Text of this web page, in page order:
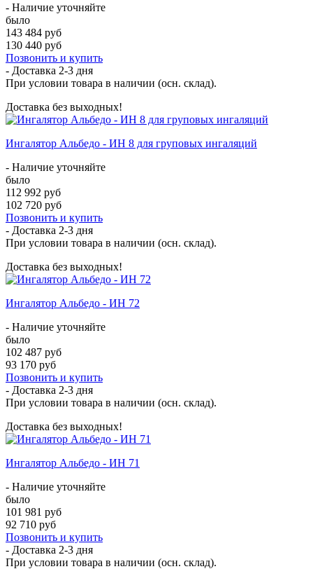
- Наличие уточняйте
было
143 484 руб
130 440 руб
Позвонить и купить
- Доставка 2-3 дня
При условии товара в наличии (осн. склад).
Доставка без выходных!
Ингалятор Альбедо - ИН 8 для груповых ингаляций
- Наличие уточняйте
было
112 992 руб
102 720 руб
Позвонить и купить
- Доставка 2-3 дня
При условии товара в наличии (осн. склад).
Доставка без выходных!
Ингалятор Альбедо - ИН 72
- Наличие уточняйте
было
102 487 руб
93 170 руб
Позвонить и купить
- Доставка 2-3 дня
При условии товара в наличии (осн. склад).
Доставка без выходных!
Ингалятор Альбедо - ИН 71
- Наличие уточняйте
было
101 981 руб
92 710 руб
Позвонить и купить
- Доставка 2-3 дня
При условии товара в наличии (осн. склад).